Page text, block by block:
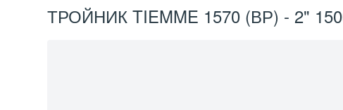
ТРОЙНИК TIEMME 1570 (ВР) - 2"